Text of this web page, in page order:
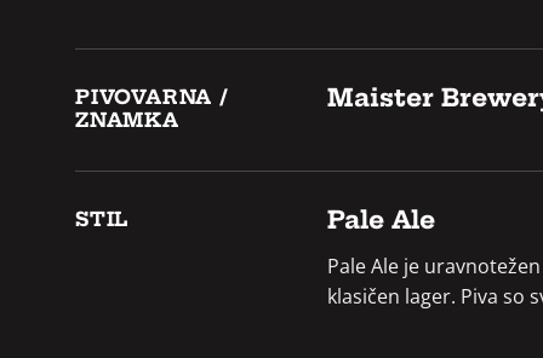
PIVOVARNA /
ZNAMKA
Maister
STIL Pale Ale
Pale Ale je
klasičen lager. Piva so